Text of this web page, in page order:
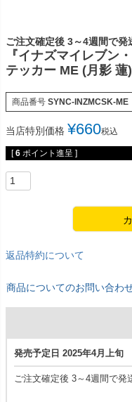
ご注文確定後 3～4週間で発
『イナズマイレブン
テッカー ME (月影 蓮)
商品番号 SYNC-INZMCSK-ME
当店特別価格 ¥660税込
[ 6 ポイント進呈 ]
返品特約について
商品についてのお問い合わ
発売予定日 2025年4月上旬
ご注文確定後 3～4週間で発